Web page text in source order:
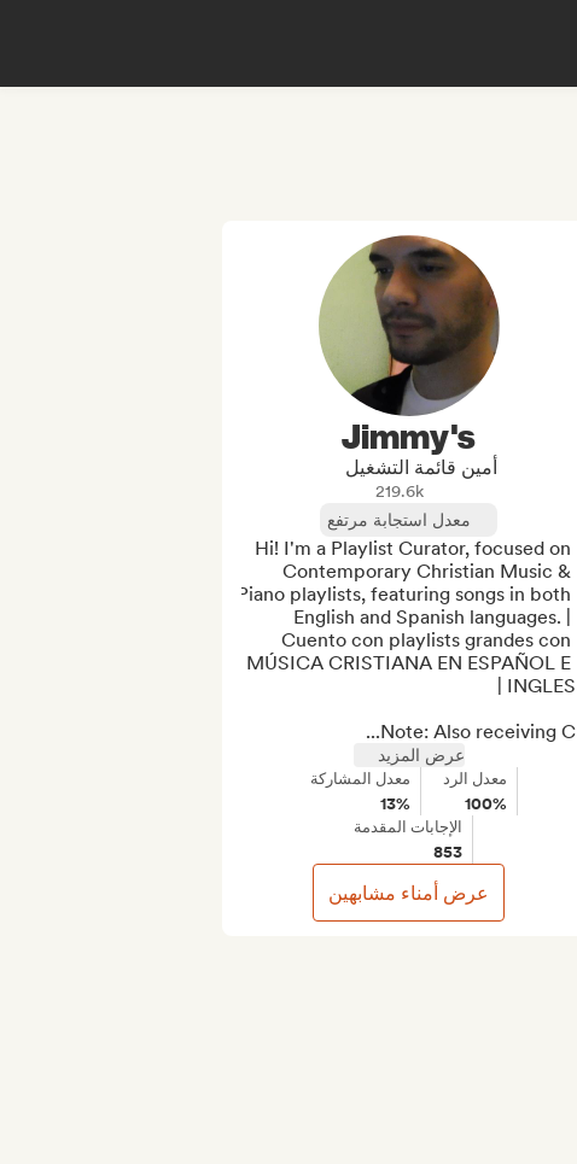
Jimmy's
أمين قائمة التشغيل
219.6k
معدل استجابة مرتفع
Hi! I'm a Playlist Curator, focused on
Contemporary Christian Music &
Piano playlists, featuring songs in both
English and Spanish languages. |
Cuento con playlists grandes con
MÚSICA CRISTIANA EN ESPAÑOL E
Note: Also receiving C...
عرض المزيد
معدل الرد
100%
معدل المشاركة
13%
الإجابات المقدمة
853
عرض أمناء مشابهين